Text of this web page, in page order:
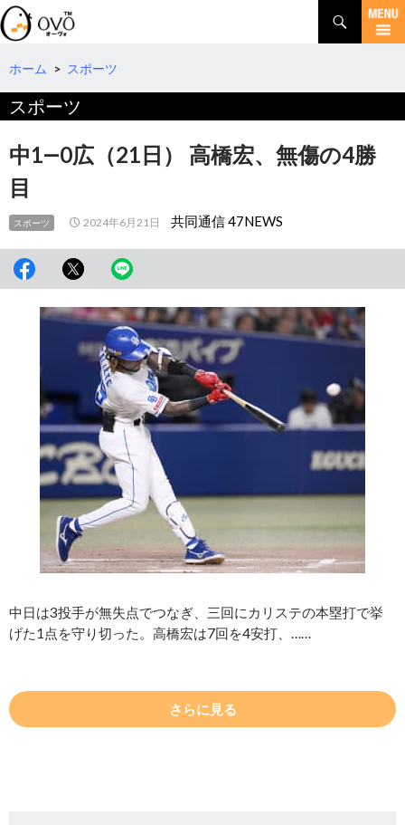
検
索
コ
テ
へ
動
ホーム > スポーツ
スポーツ
中1―0広（21日） 高橋宏、無傷の4勝
目
スポーツ 2024年6月21日 共同通信 47NEWS
中日は3投手が無失点でつなぎ、三回にカリステの本塁打で挙
げた1点を守り切った。高橋宏は7回を4安打、……
さらに見る